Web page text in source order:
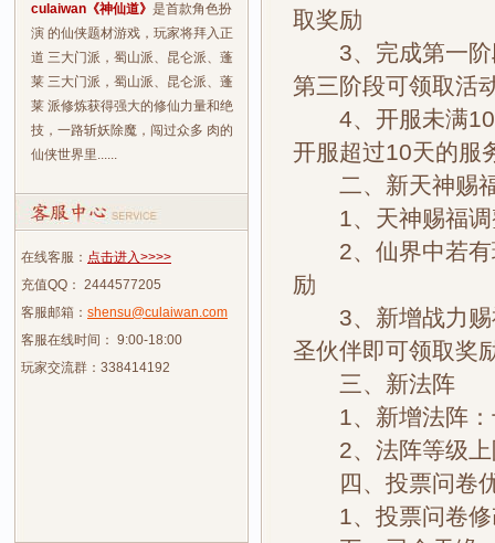
culaiwan《神仙道》 是首款角色扮
演 的仙侠题材游戏，玩家将拜入正
道 三大门派，蜀山派、昆仑派、蓬
莱 三大门派，蜀山派、昆仑派、蓬
莱 派修炼获得强大的修仙力量和绝
技，一路斩妖除魔，闯过众多 肉的
仙侠世界里......
在线客服： 点击进入>>>>
充值QQ： 2444577205
客服邮箱： shensu@culaiwan.com
客服在线时间： 9:00-18:00
玩家交流群：338414192
取奖励
3、完成第一阶
第三阶段可领取活
4、开服未满10
开服超过10天的服
二、新天神赐
1、天神赐福调
2、仙界中若有
励
3、新增战力赐
圣伙伴即可领取奖
三、新法阵
1、新增法阵：
2、法阵等级上
四、投票问卷
1、投票问卷修